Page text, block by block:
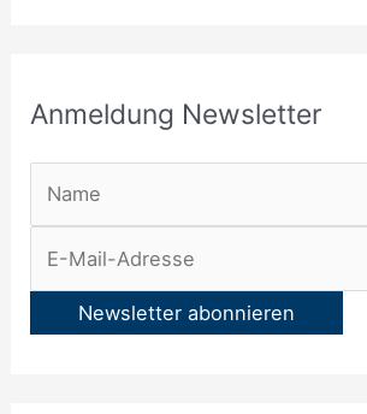
Anmeldung Newsletter
: